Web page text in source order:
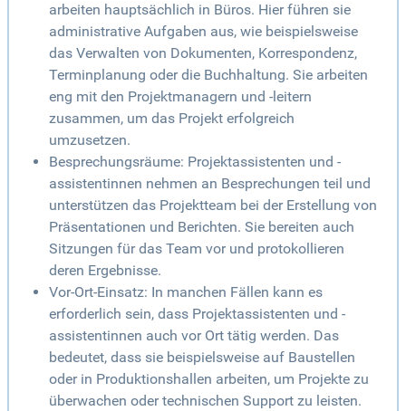
arbeiten hauptsächlich in Büros. Hier führen sie
administrative Aufgaben aus, wie beispielsweise
das Verwalten von Dokumenten, Korrespondenz,
Terminplanung oder die Buchhaltung. Sie arbeiten
eng mit den Projektmanagern und -leitern
zusammen, um das Projekt erfolgreich
umzusetzen.
Besprechungsräume: Projektassistenten und -
assistentinnen nehmen an Besprechungen teil und
unterstützen das Projektteam bei der Erstellung von
Präsentationen und Berichten. Sie bereiten auch
Sitzungen für das Team vor und protokollieren
deren Ergebnisse.
Vor-Ort-Einsatz: In manchen Fällen kann es
erforderlich sein, dass Projektassistenten und -
assistentinnen auch vor Ort tätig werden. Das
bedeutet, dass sie beispielsweise auf Baustellen
oder in Produktionshallen arbeiten, um Projekte zu
überwachen oder technischen Support zu leisten.